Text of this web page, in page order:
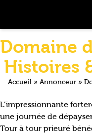
Domaine
Histoires
Accueil » Annonceur»
L’impressionnante
une journée de
Tour à tour prieuré